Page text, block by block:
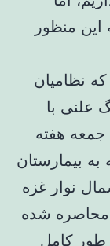
این منظور
نظامیان
علنی با
جمعه هفته
به بیمارستان
نوار غزه
محاصره شده
طور کامل